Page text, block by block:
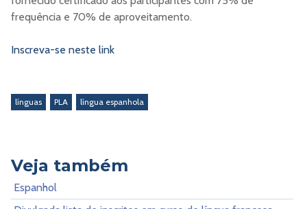
frequência e 70% de aproveitamento.
Inscreva-se neste link
línguas PLA língua espanhola
Veja também
Espanhol